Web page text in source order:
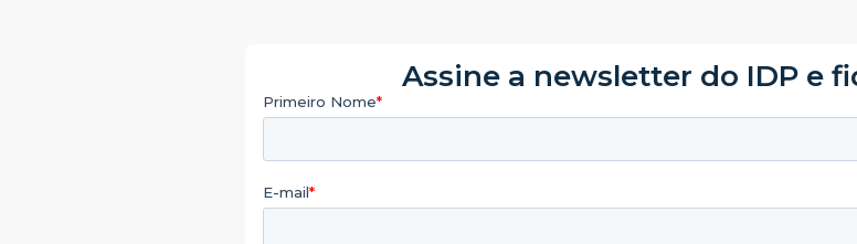
Assine a newsletter do IDP e